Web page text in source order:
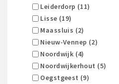
Leiderdorp (11)
Lisse (19)
Maassluis (2)
Nieuw-Vennep (2)
Noordwijk (4)
Noordwijkerhout (5)
Oegstgeest (9)